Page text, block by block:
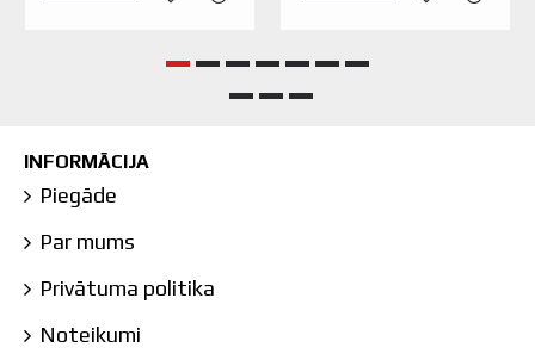
INFORMĀCIJA
Piegāde
Par mums
Privātuma politika
Noteikumi